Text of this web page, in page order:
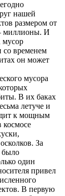
нашей
размером от
миллионы. И
мусор
со временем
он может
мусора
В их баках
летуче и
к мощным
космосе
За
было
один
привел
В первую